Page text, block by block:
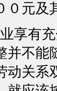
０元及
有充
并不能
动关系